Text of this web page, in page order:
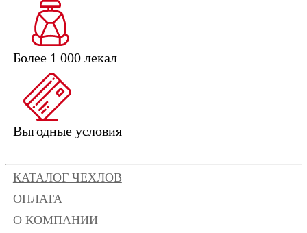
Более 1 000 лекал
Выгодные условия
КАТАЛОГ ЧЕХЛОВ
ОПЛАТА
О КОМПАНИИ